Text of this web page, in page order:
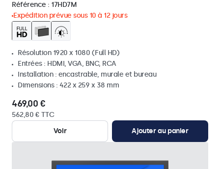
Référence : 17HD7M
Expédition prévue sous 10 à 12 jours
Résolution 1920 x 1080 (Full HD)
Entrées : HDMI, VGA, BNC, RCA
Installation : encastrable, murale et bureau
Dimensions : 422 x 259 x 38 mm
469,00 €
562,80 € TTC
Voir
Ajouter au panier